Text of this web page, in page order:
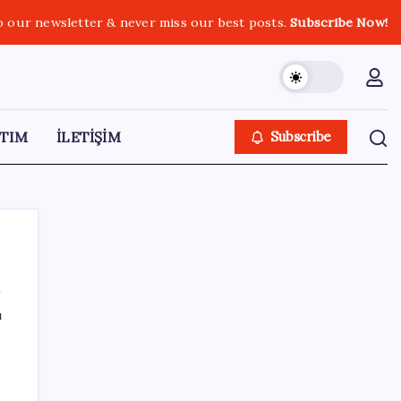
our newsletter & never miss our best posts.Subscribe Now!
İLETİŞİM Subscribe